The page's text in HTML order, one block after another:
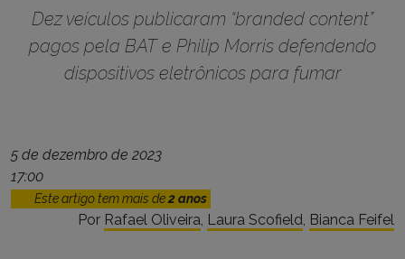
Dez veículos publicaram “branded content”
pagos pela BAT e Philip Morris defendendo
dispositivos eletrônicos para fumar
5 de dezembro de 2023
17:00
Este artigo tem mais de2 anos
Por Rafael Oliveira, Laura Scofield, Bianca Feifel